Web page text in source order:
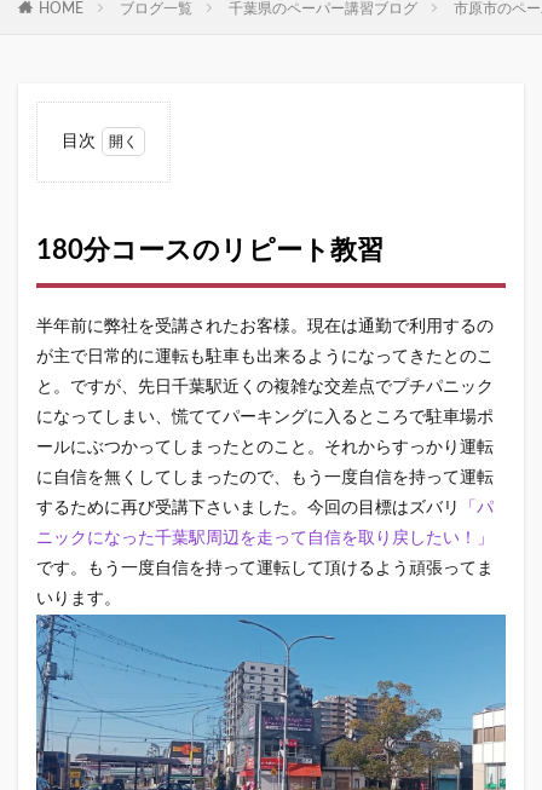
HOME ブログ一覧 千葉県のペーパー講習ブログ 市原市のペ
目次
ース
のリ
ピー
習
1.1
少し
だけ
らい
の右
左折
1.2
千葉
での
ナビ
駅の
ロー
タリ
ーや
180分コースのリピート教習
半年前に弊社を受講されたお客様。現在は通勤で利用するの
が主で日常的に運転も駐車も出来るようになってきたとのこ
と。ですが、先日千葉駅近くの複雑な交差点でプチパニック
になってしまい、慌ててパーキングに入るところで駐車場ポ
ールにぶつかってしまったとのこと。それからすっかり運転
に自信を無くしてしまったので、もう一度自信を持って運転
するために再び受講下さいました。今回の目標はズバリ
「パ
ニックになった千葉駅周辺を走って自信を取り戻したい！」
です。もう一度自信を持って運転して頂けるよう頑張ってま
いります。